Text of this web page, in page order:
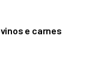
e carnes